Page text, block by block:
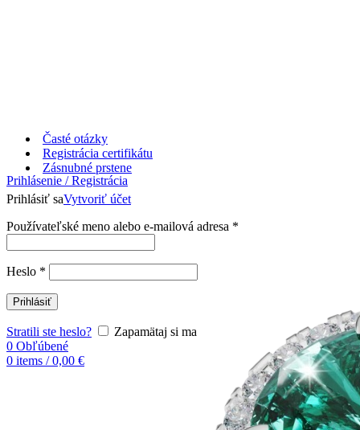
Časté otázky
Registrácia certifikátu
Prihlásenie / Registrácia
Prihlásiť saVytvoriť účet
Používateľské meno alebo e-mailová adresa *
Heslo *
Prihlásiť
Stratili ste heslo?
Zapamätaj si ma
0 Obľúbené
0 items / 0,00 €
Zásnubné prstene